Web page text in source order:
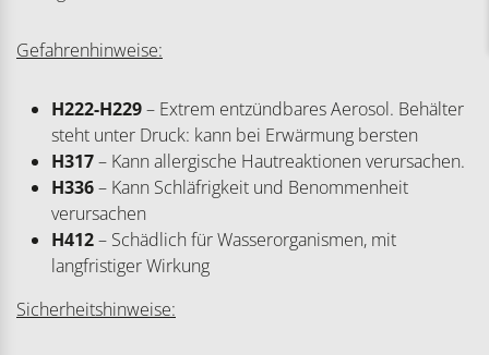
Gefahrenhinweise:
H222-H229– Extrem entzündbares Aerosol. Behälter
steht unter Druck: kann bei Erwärmung bersten
H317– Kann allergische Hautreaktionen verursachen.
H336– Kann Schläfrigkeit und Benommenheit
verursachen
H412– Schädlich für Wasserorganismen, mit
langfristiger Wirkung
Sicherheitshinweise: